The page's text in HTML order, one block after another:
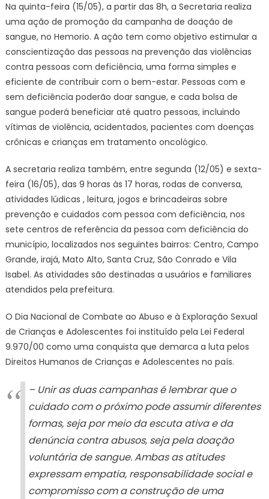
da
Cidade
do
Rio
de
Janeiro
Na quinta-feira (15/05), a partir das 8h, a Secretaria realiza
uma ação de promoção da campanha de doação de
sangue, no Hemorio. A ação tem como objetivo estimular a
conscientização das pessoas na prevenção das violências
contra pessoas com deficiência, uma forma simples e
eficiente de contribuir com o bem-estar. Pessoas com e
sem deficiência poderão doar sangue, e cada bolsa de
sangue poderá beneficiar até quatro pessoas, incluindo
vítimas de violência, acidentados, pacientes com doenças
crônicas e crianças em tratamento oncológico.
A secretaria realiza também, entre segunda (12/05) e sexta-
feira (16/05), das 9 horas às 17 horas, rodas de conversa,
atividades lúdicas , leitura, jogos e brincadeiras sobre
prevenção e cuidados com pessoa com deficiência, nos
sete centros de referência da pessoa com deficiência do
município, localizados nos seguintes bairros: Centro, Campo
Grande, irajá, Mato Alto, Santa Cruz, São Conrado e Vila
Isabel. As atividades são destinadas a usuários e familiares
atendidos pela prefeitura.
O Dia Nacional de Combate ao Abuso e à Exploração Sexual
de Crianças e Adolescentes foi instituído pela Lei Federal
9.970/00 como uma conquista que demarca a luta pelos
Direitos Humanos de Crianças e Adolescentes no país.
– Unir as duas campanhas é lembrar que o
cuidado com o próximo pode assumir diferentes
formas, seja por meio da escuta ativa e da
denúncia contra abusos, seja pela doação
voluntária de sangue. Ambas as atitudes
expressam empatia, responsabilidade social e
compromisso com a construção de uma